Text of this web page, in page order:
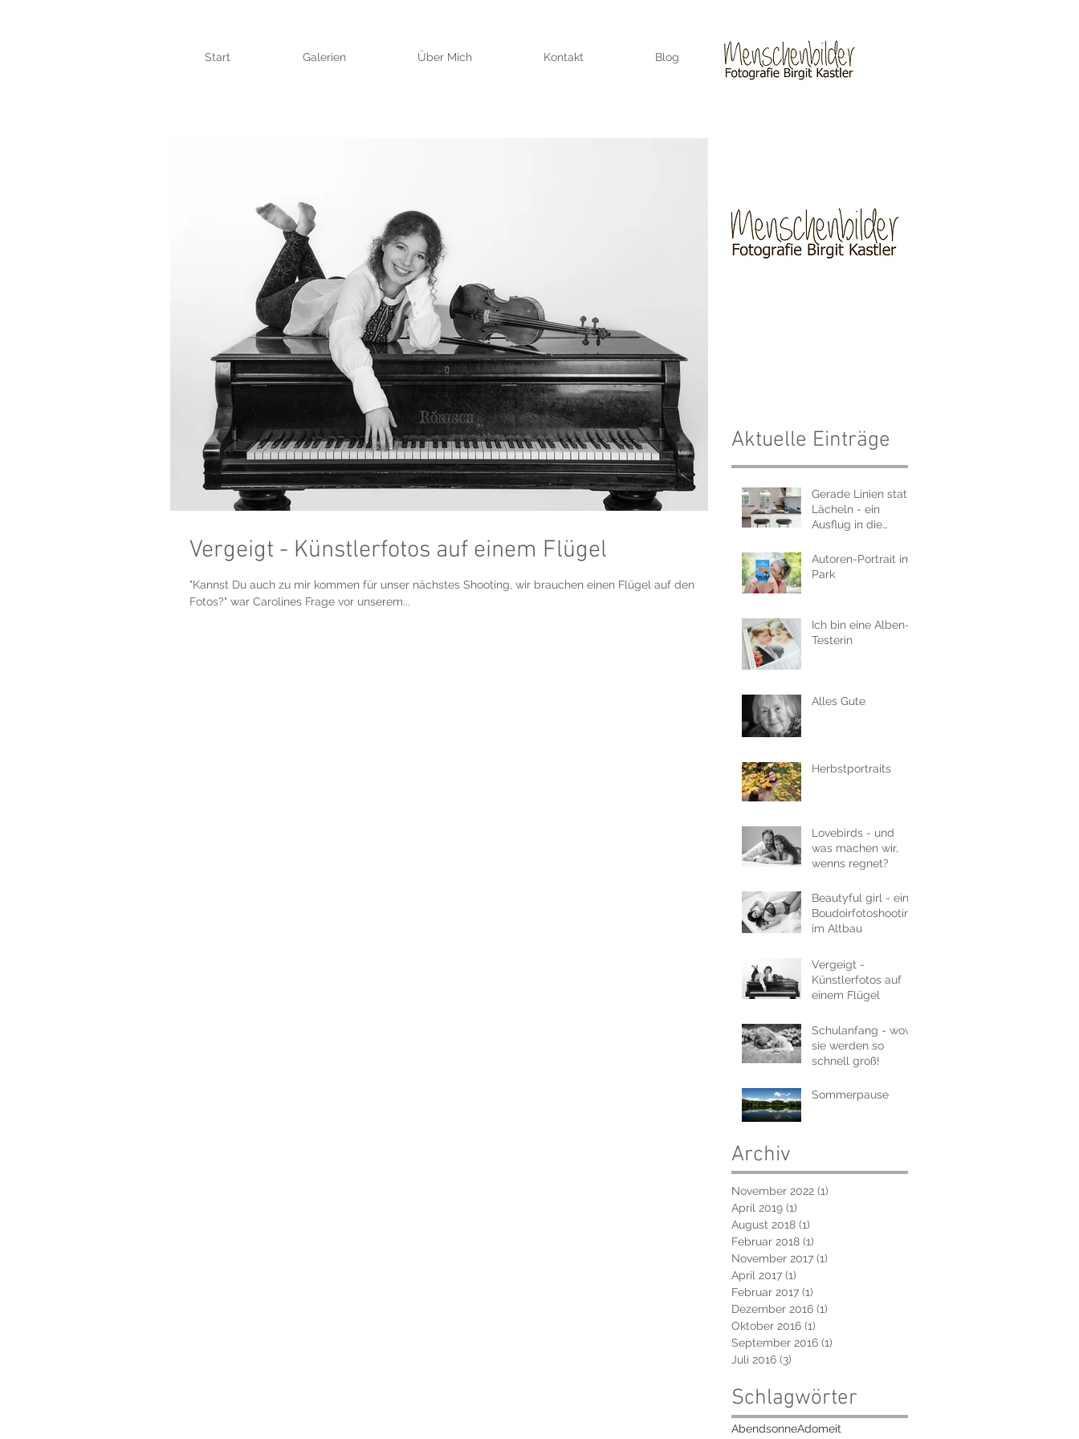
Start Galerien Über Mich Kontakt Blog
Vergeigt - Künstlerfotos auf einem Flügel
"Kannst Du auch zu mir kommen für unser nächstes Shooting, wir brauchen einen Flügel auf den
Fotos?" war Carolines Frage vor unserem...
Aktuelle Einträge
Gerade Linien statt
Lächeln - ein
Ausflug in die
e.
Autoren-Portrait im
Park
Ich bin eine Alben-
Testerin
Alles Gute
Herbstportraits
Lovebirds - und
was machen wir,
wenns regnet?
Beautyful girl - ein
Boudoirfotoshooting
im Altbau
Vergeigt -
Künstlerfotos auf
einem Flügel
Schulanfang - wow,
sie werden so
schnell groß!
Sommerpause
Archiv
November 2022 (1)
April 2019 (1)
August 2018 (1)
Februar 2018 (1)
November 2017 (1)
April 2017 (1)
Februar 2017 (1)
Dezember 2016 (1)
Oktober 2016 (1)
September 2016 (1)
Juli 2016 (3)
Schlagwörter
AbendsonneAdomeit